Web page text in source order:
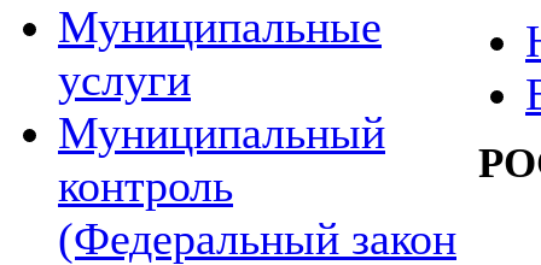
Муниципальные
услуги
Муниципальный
контроль
(Федеральный закон